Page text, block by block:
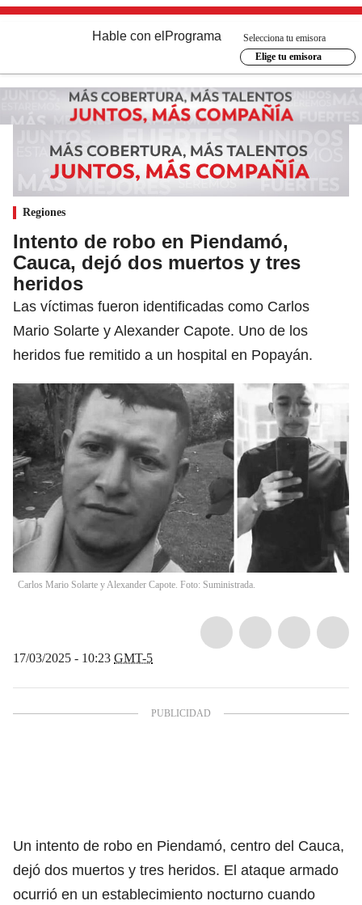
Hable con el Programa
Selecciona tu emisora
Elige tu emisora
Regiones
Intento de robo en Piendamó,
Cauca, dejó dos muertos y tres
heridos
Las víctimas fueron identificadas como Carlos
Mario Solarte y Alexander Capote. Uno de los
heridos fue remitido a un hospital en Popayán.
Carlos Mario Solarte y Alexander Capote. Foto: Suministrada.
17/03/2025 - 10:23 GMT-5
Un intento de robo en Piendamó, centro del Cauca,
dejó dos muertos y tres heridos. El ataque armado
ocurrió en un establecimiento nocturno cuando